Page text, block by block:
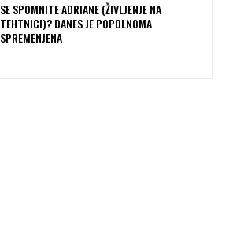
SE SPOMNITE ADRIANE (ŽIVLJENJE NA
TEHTNICI)? DANES JE POPOLNOMA
SPREMENJENA